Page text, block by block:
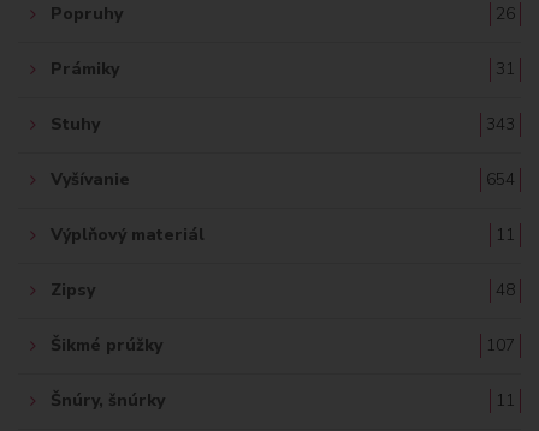
Popruhy 26
Prámiky 31
Stuhy 343
Vyšívanie 654
Výplňový materiál 11
Zipsy 48
Šikmé prúžky 107
Šnúry, šnúrky 11